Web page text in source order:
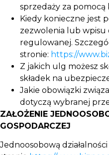
sprzedaży za pomocą
Kiedy konieczne jest
zezwolenia lub wpisu
regulowanej.
stronie: https://
Z jakich ulg możesz
składek na
Jakie obowiązki
dotyczą wybranej
ZAŁOŻENIE
GOSPODARCZEJ
Jednoosobową